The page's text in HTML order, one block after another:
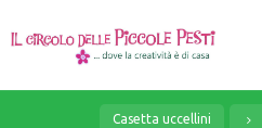
Casetta uccellini